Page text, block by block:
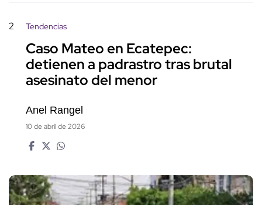
2 Tendencias
Caso Mateo en Ecatepec:
detienen a padrastro tras brutal
asesinato del menor
Anel Rangel
10 de abril de 2026